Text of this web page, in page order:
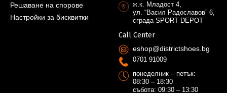
Решаване на спорове
Настройки за бисквитки
ж.к. Младост 4,
ул. “Васил Радославов” 6,
сграда SPORT DEPOT
Call Center
eshop@districtshoes.bg
0701 91009
понеделник – петък:
08:30 – 18:30
събота: 09:30 – 13:30